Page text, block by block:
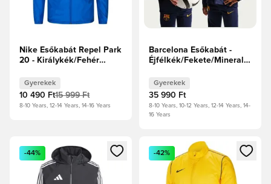
Nike Esőkabát Repel Park
20 - Királykék/Fehér
Gyerekek
10 490 Ft15 999 Ft
8-10 Years, 12-14 Years, 14-16 Years
Barcelona Esőkabát -
Éjfélkék/Fekete/Mineral
Gyerekek
35 990 Ft
8-10 Years, 10-12 Years, 12-14 Years, 14-
16 Years
Megnyit egy modált a bejelentkezéshez vagy a tagként
-44%
Megnyit egy modált a
-42%